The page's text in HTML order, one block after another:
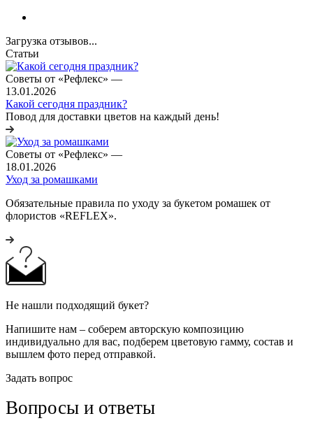
Загрузка отзывов...
Статьи
Советы от «Рефлекс» —
13.01.2026
Какой сегодня праздник?
Повод для доставки цветов на каждый день!
Советы от «Рефлекс» —
18.01.2026
Уход за ромашками
Обязательные правила по уходу за букетом ромашек от
флористов «REFLEX».
Не нашли подходящий букет?
Напишите нам – соберем авторскую композицию
индивидуально для вас, подберем цветовую гамму, состав и
вышлем фото перед отправкой.
Задать вопрос
Вопросы и ответы